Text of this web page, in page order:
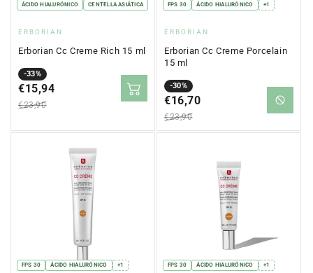
ÁCIDO HIALURÓNICO CENTELLA ASIÁTICA
Proveedor:
ERBORIAN
Erborian Cc Creme Rich 15 ml
-33%
Precio
en
oferta
€15,94
Precio
regular
€23,90
FPS 30 ÁCIDO HIALURÓNICO +1
Proveedor:
ERBORIAN
Erborian Cc Creme Porcelain
15 ml
-30%
Precio
en
oferta
€16,70
Precio
regular
€23,90
FPS 30 ÁCIDO HIALURÓNICO +1 FPS 30 ÁCIDO HIALURÓNICO +1